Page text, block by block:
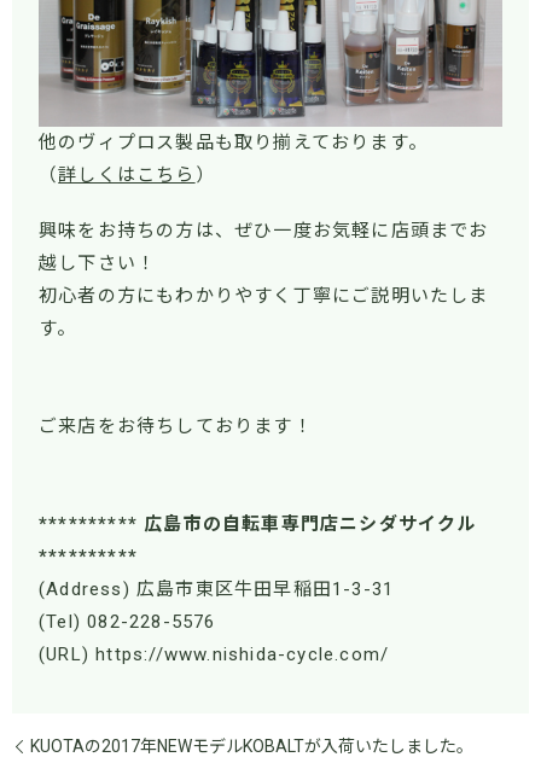
他のヴィプロス製品も取り揃えております。
（詳しくはこちら ）
興味をお持ちの方は、ぜひ一度お気軽に店頭までお
越し下さい！
初心者の方にもわかりやすく丁寧にご説明いたしま
す。
ご来店をお待ちしております！
********** 広島市の自転車専門店ニシダサイクル
**********
(Address) 広島市東区牛田早稲田1-3-31
(Tel) 082-228-5576
(URL) https://www.nishida-cycle.com/
KUOTAの2017年NEWモデルKOBALTが入荷いたしました。